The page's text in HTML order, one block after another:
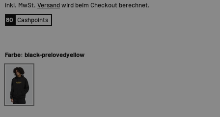
inkl. MwSt. Versandwird beim Checkout berechnet.
80
Cashpoints
Farbe: black-prelovedyellow